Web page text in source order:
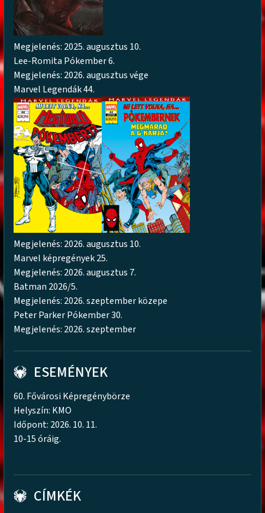
Megjelenés: 2025. augusztus 10.
Lee-Romita Pókember 6.
Megjelenés: 2026. augusztus vége
Marvel Legendák 44.
Megjelenés: 2026. augusztus 10.
Marvel képregények 25.
Megjelenés: 2026. augusztus 7.
Batman 2026/5.
Megjelenés: 2026. szeptember közepe
Peter Parker Pókember 30.
Megjelenés: 2026. szeptember
ESEMÉNYEK
60. Fővárosi Képregénybörze
Helyszín: KMO
Időpont: 2026. 10. 11.
10-15 óráig.
CÍMKÉK